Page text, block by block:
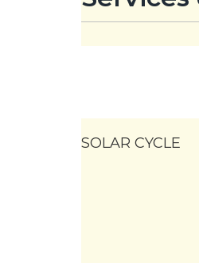
o
o
SOLAR CYCLE